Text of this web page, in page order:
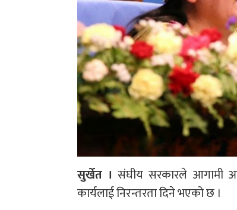
सुर्खेत । संघीय सरकारले आगामी
कार्यलाई निरन्तरता दिने भएको छ ।